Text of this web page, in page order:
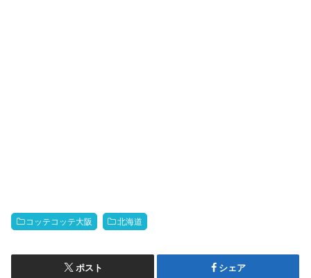
コッテコッテ大阪 北海道
ポスト シェア